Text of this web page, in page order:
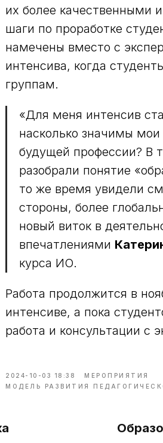
их более качественными
шаги по проработке
намечены вместо с
интенсива, когда
группам.
‭«Для меня интенсив
насколько значимы
будущей профессии? В
разобрали понятие
то же время увидели
стороны, более
новый виток в
впечатлениями
курса ИО.
Работа продолжится в
интенсиве, а пока
работа и консультации с
2024-10-03 18:38
МЕРОПРИЯТИЯ
МОДЕЛЬ РАЗВИТИЯ